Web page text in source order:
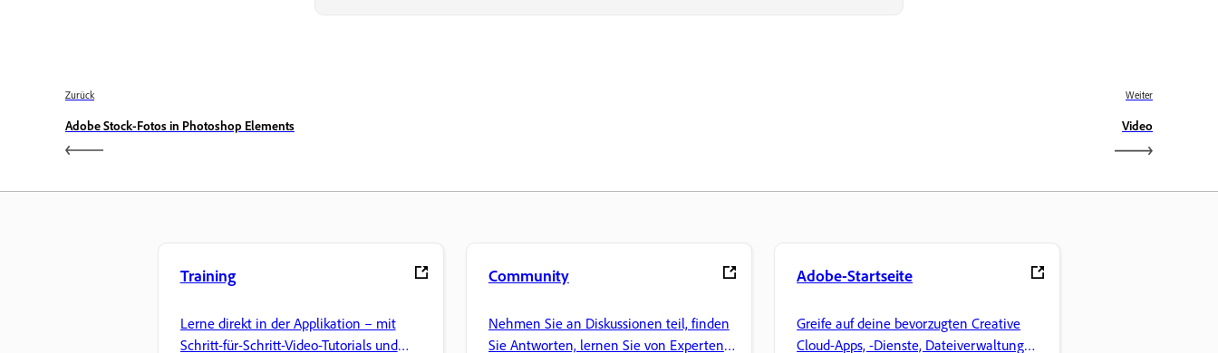
Zurück
Adobe Stock-Fotos in Photoshop Elements
Weiter
Video
Training
Lerne direkt in der Applikation – mit
Schritt-für-Schritt-Video-Tutorials und
Community
Nehmen Sie an Diskussionen teil, finden
Sie Antworten, lernen Sie von Experten
Adobe-Startseite
Greife auf deine bevorzugten Creative
Cloud-Apps, -Dienste, Dateiverwaltung